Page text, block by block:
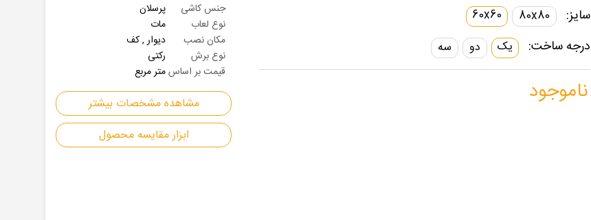
جنس کاشی
پرسلان
نوع لعاب
مات
مکان نصب
دیوار , کف
نوع برش
رکتی
قیمت بر اساسمتر مربع
مشاهده مشخصات بیشتر
ابزار مقایسه محصول
سایز: 80x80
60x60
درجه ساخت: یک دو سه
ناموجود